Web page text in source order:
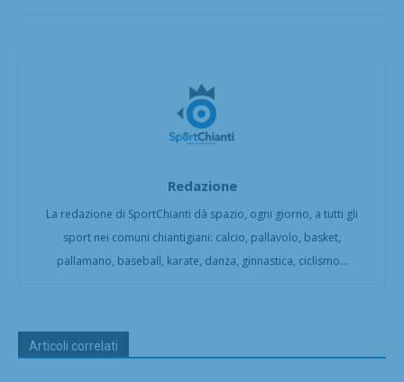
Redazione
La redazione di SportChianti dà spazio, ogni giorno, a tutti gli
sport nei comuni chiantigiani: calcio, pallavolo, basket,
pallamano, baseball, karate, danza, ginnastica, ciclismo...
Articoli correlati